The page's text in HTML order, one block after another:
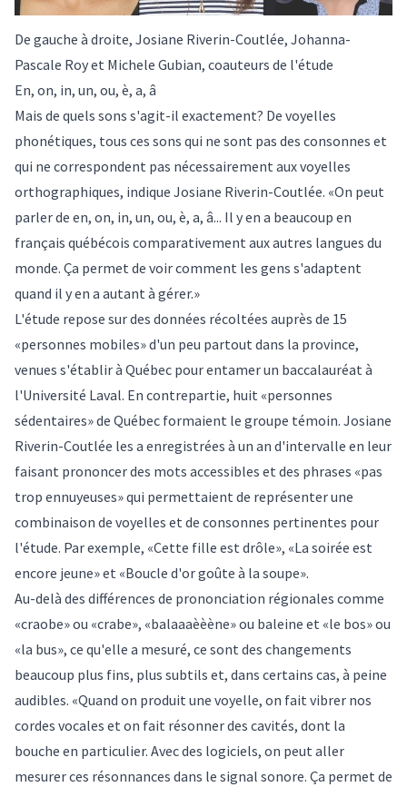
De gauche à droite, Josiane Riverin-Coutlée, Johanna-
Pascale Roy et Michele Gubian, coauteurs de l'étude
En, on, in, un, ou, è, a, â
Mais de quels sons s'agit-il exactement? De voyelles
phonétiques, tous ces sons qui ne sont pas des consonnes et
qui ne correspondent pas nécessairement aux voyelles
orthographiques, indique Josiane Riverin-Coutlée. «On peut
parler de en, on, in, un, ou, è, a, â... Il y en a beaucoup en
français québécois comparativement aux autres langues du
monde. Ça permet de voir comment les gens s'adaptent
quand il y en a autant à gérer.»
L'étude repose sur des données récoltées auprès de 15
«personnes mobiles» d'un peu partout dans la province,
venues s'établir à Québec pour entamer un baccalauréat à
l'Université Laval. En contrepartie, huit «personnes
sédentaires» de Québec formaient le groupe témoin. Josiane
Riverin-Coutlée les a enregistrées à un an d'intervalle en leur
faisant prononcer des mots accessibles et des phrases «pas
trop ennuyeuses» qui permettaient de représenter une
combinaison de voyelles et de consonnes pertinentes pour
l'étude. Par exemple, «Cette fille est drôle», «La soirée est
encore jeune» et «Boucle d'or goûte à la soupe».
Au-delà des différences de prononciation régionales comme
«craobe» ou «crabe», «balaaaèèène» ou baleine et «le bos» ou
«la bus», ce qu'elle a mesuré, ce sont des changements
beaucoup plus fins, plus subtils et, dans certains cas, à peine
audibles. «Quand on produit une voyelle, on fait vibrer nos
cordes vocales et on fait résonner des cavités, dont la
bouche en particulier. Avec des logiciels, on peut aller
mesurer ces résonnances dans le signal sonore. Ça permet de